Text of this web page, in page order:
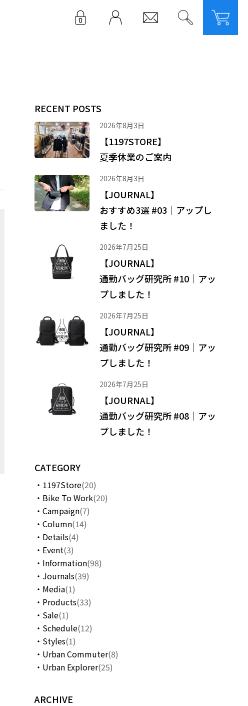
LOGIN
RECENT POSTS
2026年8月3日
【1197STORE】
夏季休業のご案内
2026年8月3日
【JOURNAL】
おすすめ3選 #03｜アップし
ました！
2026年7月25日
【JOURNAL】
通勤バッグ研究所 #10｜アッ
プしました！
2026年7月25日
【JOURNAL】
通勤バッグ研究所 #09｜アッ
プしました！
2026年7月25日
【JOURNAL】
通勤バッグ研究所 #08｜アッ
プしました！
CATEGORY
1197Store(20)
Bike To Work(20)
Campaign(7)
Column(14)
Details(4)
Event(3)
Information(98)
Journals(39)
Media(1)
Products(33)
Sale(1)
Schedule(12)
Styles(1)
Urban Commuter(8)
Urban Explorer(25)
ARCHIVE